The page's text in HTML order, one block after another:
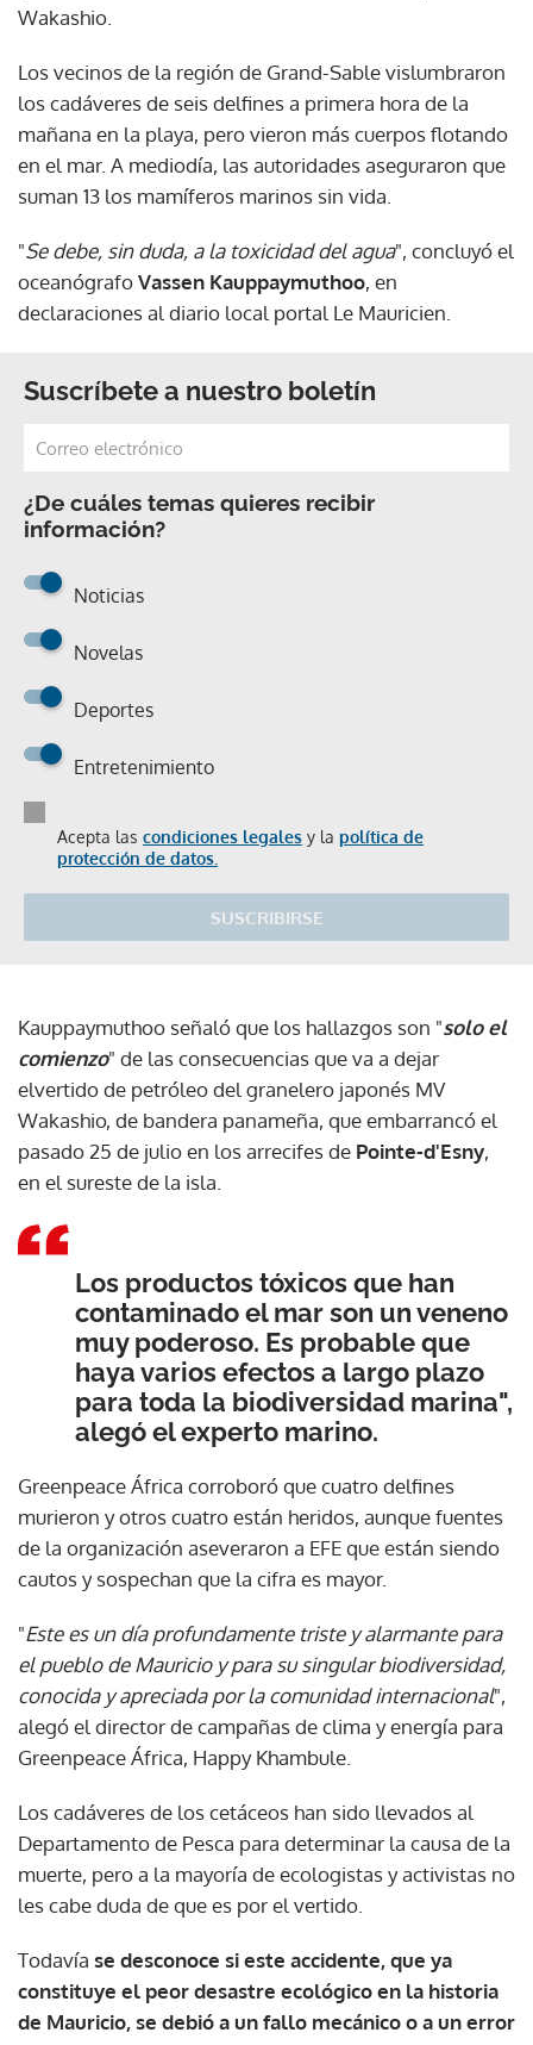
Wakashio.
Los vecinos de la región de Grand-Sable vislumbraron
los cadáveres de seis delfines a primera hora de la
mañana en la playa, pero vieron más cuerpos flotando
en el mar. A mediodía, las autoridades aseguraron que
suman 13 los mamíferos marinos sin vida.
"Se debe, sin duda, a la toxicidad del agua", concluyó el
oceanógrafoVassen Kauppaymuthoo, en
declaraciones al diario local portal Le Mauricien.
Suscríbete a nuestro boletín
¿De cuáles temas quieres recibir
información?
Noticias
Novelas
Deportes
Entretenimiento
Acepta las condiciones legales y la política de
protección de datos.
SUSCRIBIRSE
Kauppaymuthoo señaló que los hallazgos son "solo el
comienzo" de las consecuencias que va a dejar
elvertido de petróleo del granelero japonés MV
Wakashio, de bandera panameña, que embarrancó el
pasado 25 de julio en los arrecifes de Pointe-d'Esny,
en el sureste de la isla.
Los productos tóxicos que han
contaminado el mar son un veneno
muy poderoso. Es probable que
haya varios efectos a largo plazo
para toda la biodiversidad marina",
alegó el experto marino.
Greenpeace África corroboró que cuatro delfines
murieron y otros cuatro están heridos, aunque fuentes
de la organización aseveraron a EFE que están siendo
cautos y sospechan que la cifra es mayor.
"Este es un día profundamente triste y alarmante para
el pueblo de Mauricio y para su singular biodiversidad,
conocida y apreciada por la comunidad internacional",
alegó el director de campañas de clima y energía para
Greenpeace África, Happy Khambule.
Los cadáveres de los cetáceos han sido llevados al
Departamento de Pesca para determinar la causa de la
muerte, pero a la mayoría de ecologistas y activistas no
les cabe duda de que es por el vertido.
Todavía se desconoce si este accidente, que ya
constituye el peor desastre ecológico en la historia
de Mauricio, se debió a un fallo mecánico o a un error